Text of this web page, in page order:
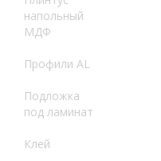
напольный
МДФ
Профили AL
Подложка
под ламинат
Клей